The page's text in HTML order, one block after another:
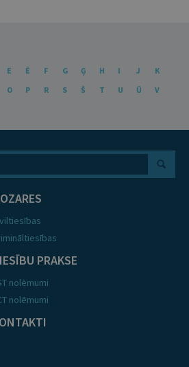
E Ē F G Ģ H I J
K
O P R S Š T U Ū
V
PRAKSE
nolēmumi
nolēmumi